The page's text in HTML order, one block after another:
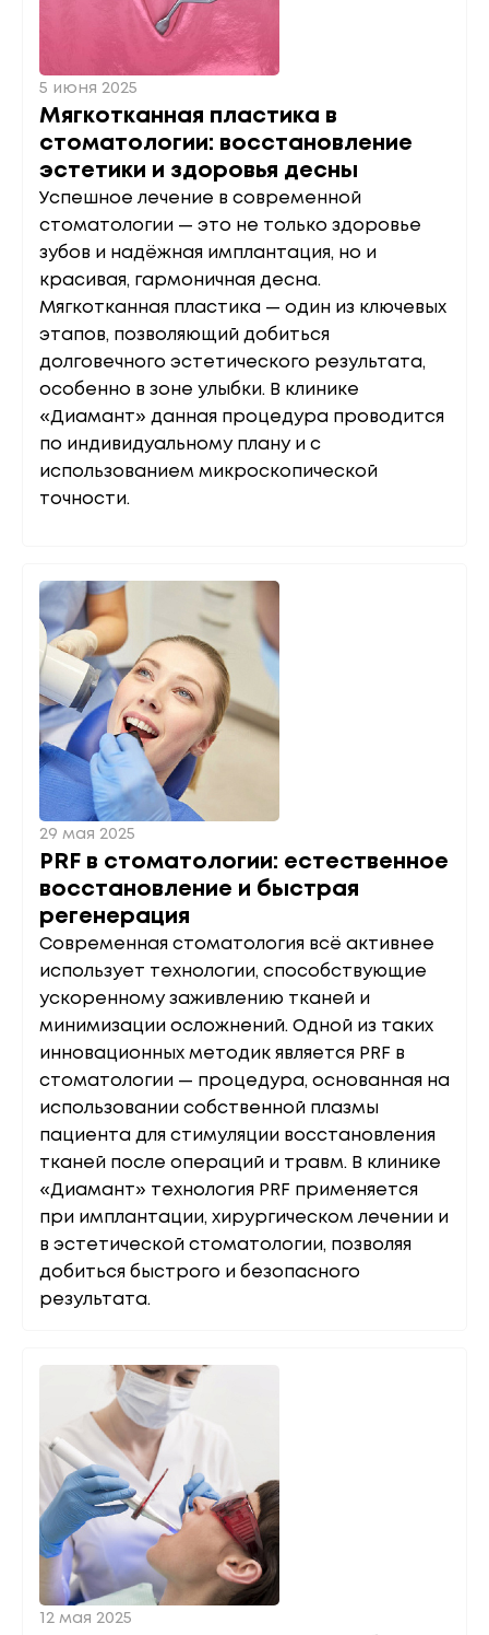
5 июня 2025
Мягкотканная пластика в
стоматологии: восстановление
эстетики и здоровья десны
Успешное лечение в современной
стоматологии — это не только здоровье
зубов и надёжная имплантация, но и
красивая, гармоничная десна.
Мягкотканная пластика — один из ключевых
этапов, позволяющий добиться
долговечного эстетического результата,
особенно в зоне улыбки. В клинике
«Диамант» данная процедура проводится
по индивидуальному плану и с
использованием микроскопической
точности.
29 мая 2025
PRF в стоматологии: естественное
восстановление и быстрая
регенерация
Современная стоматология всё активнее
использует технологии, способствующие
ускоренному заживлению тканей и
минимизации осложнений. Одной из таких
инновационных методик является PRF в
стоматологии — процедура, основанная на
использовании собственной плазмы
пациента для стимуляции восстановления
тканей после операций и травм. В клинике
«Диамант» технология PRF применяется
при имплантации, хирургическом лечении и
в эстетической стоматологии, позволяя
добиться быстрого и безопасного
результата.
12 мая 2025